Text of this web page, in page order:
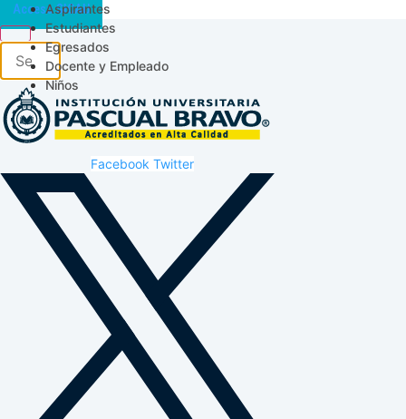
Aspirantes
Estudiantes
Egresados
Docente y Empleado
Niños
Acceso SICAU
Facebook Twitter